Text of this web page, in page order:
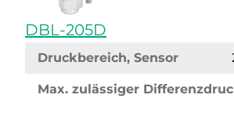
DBL-205D
Druckbereich, Sensor
Max. zulässiger